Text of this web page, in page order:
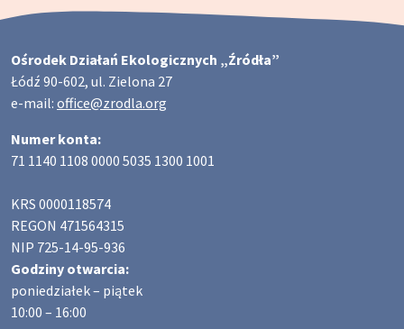
Ośrodek Działań Ekologicznych „Źródła”
Łódź 90-602, ul. Zielona 27
e-mail: office@zrodla.org
Numer konta:
71 1140 1108 0000 5035 1300 1001
KRS 0000118574
REGON 471564315
NIP 725-14-95-936
Godziny otwarcia:
poniedziałek – piątek
10:00 – 16:00